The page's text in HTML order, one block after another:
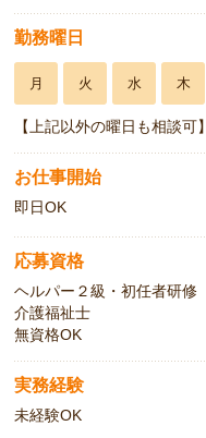
勤務曜日
月 火 水 木
【上記以外の曜日も相談可】
お仕事開始
即日OK
応募資格
ヘルパー２級・初任者研修
介護福祉士
無資格OK
実務経験
未経験OK